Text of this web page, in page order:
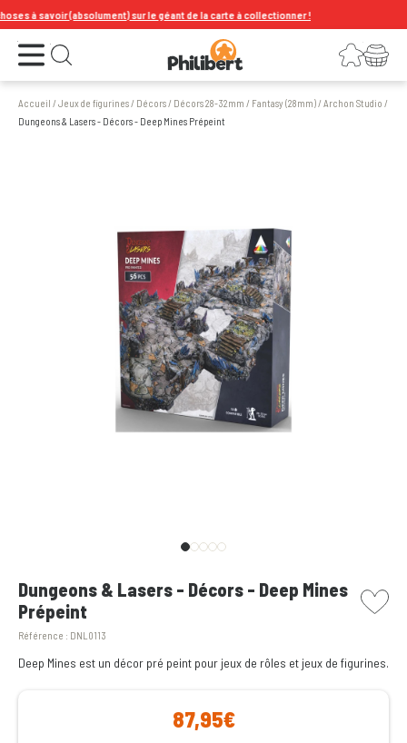
à savoir (absolument) sur le géant de la carte à collectionner !
Ouvrir le menu Ouvrir la recherche Connexion
Votre panier
Accueil /Jeux de figurines/ Décors/ Décors 28-32mm / Fantasy (28mm)/Archon Studio /
Dungeons & Lasers - Décors - Deep Mines Prépeint
Dungeons & Lasers - Décors - Deep Mines
Prépeint
Référence : DNL0113
picto
Deep Mines est un décor pré peint pour jeux de rôles et jeux de figurines.
87,95€